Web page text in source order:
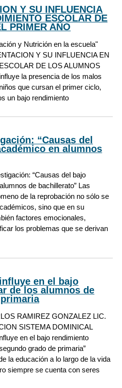
Y SU INFLUENCIA
ESCOLAR DE
PRIMER AÑO
y Nutrición en la escuela"
Y SU INFLUENCIA EN
DE LOS ALUMNOS
la presencia de los malos
que cursan el primer ciclo,
un bajo rendimiento
“Causas del
en alumnos
“Causas del bajo
de bachillerato” Las
de la reprobación no sólo se
sino que en su
factores emocionales,
los problemas que se derivan
en el bajo
de los alumnos de
RAMIREZ GONZALEZ LIC.
SISTEMA DOMINICAL
en el bajo rendimiento
grado de primaria”
la educación a lo largo de la vida
siempre se cuenta con seres